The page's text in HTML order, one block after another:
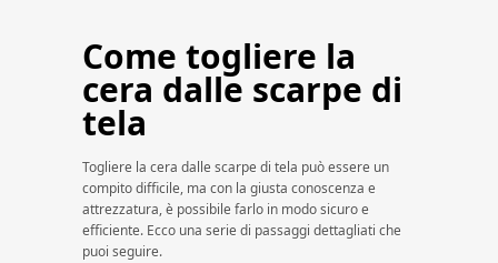
Come togliere la
cera dalle scarpe di
tela
Togliere la cera dalle scarpe di tela può essere un
compito difficile, ma con la giusta conoscenza e
attrezzatura, è possibile farlo in modo sicuro e
efficiente. Ecco una serie di passaggi dettagliati che
puoi seguire.